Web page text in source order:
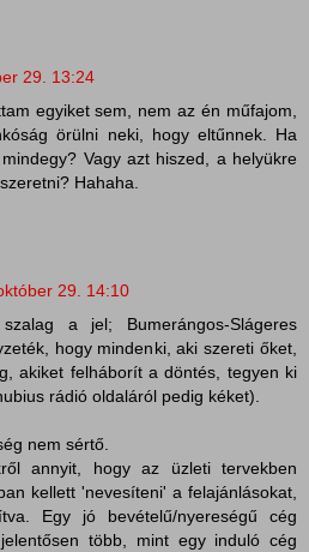
29. 13:24
egyiket sem, nem az én műfajom,
örülni neki, hogy eltűnnek. Ha
Vagy azt hiszed, a helyükre
Hahaha.
29. 14:10
a jel; Bumerángos-Slágeres
hogy mindenki, aki szereti őket,
akiket felháborít a döntés, tegyen ki
rádió oldaláról pedig kéket).
nem sértő.
annyit, hogy az üzleti tervekben
kellett 'nevesíteni' a felajánlásokat,
Egy jó bevételű/nyereségű cég
több, mint egy induló cég